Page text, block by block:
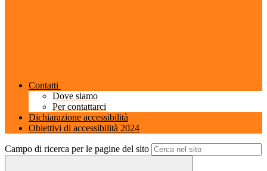
Contatti
Dove siamo
Per contattarci
Dichiarazione accessibilità
Obiettivi di accessibilità 2024
Campo di ricerca per le pagine del sito